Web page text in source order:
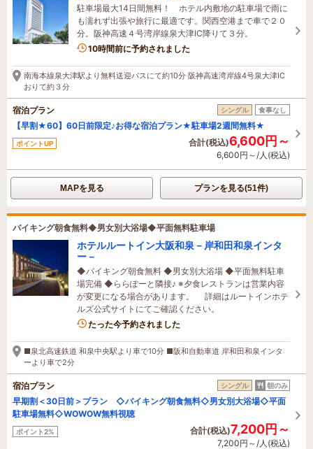
駐車場最大14日間無料！ ホテル内敷地の駐車場で雨に
も濡れず出張や旅行に最適です。関西空港まで車で２０
分。阪神高速４号湾岸線泉大津IC降りて３分。
10時間前に予約されました
南海本線泉大津駅より無料送迎バスにて約10分 阪神高速湾岸線4号泉大津IC
おりて約３分
宿泊プラン シングル 食事なし
【早割★60】60日前限定♪お得な宿泊プラン★駐車場2週間無料★
ポイントUP 合計(税込)6,600円～
6,600円～/人(税込)
MAPを見る プランを見る(51件)
バイキング朝食無料◆男女別大浴場◆平面無料駐車場
ホテルルートイン大阪和泉－岸和田和泉インタ
ー－
◆バイキング朝食無料 ◆男女別大浴場 ◆平面無料駐車
場完備 ◆ららぽーと隣接♪ ※夕食レストランは営業内容
が変更になる場合があります。 詳細はルートインホテ
ルズ公式サイトにてご確認ください。
たった今予約されました
■泉北高速鉄道 和泉中央駅より車で10分 ■阪和自動車道 岸和田和泉インタ
ーより車で2分
宿泊プラン シングル 朝のみ
早期割＜30日前＞プラン ◇バイキング朝食無料◇男女別大浴場◇平面
駐車場無料◇WOWOW無料視聴
ポイント2% 合計(税込)7,200円～
7,200円～/人(税込)